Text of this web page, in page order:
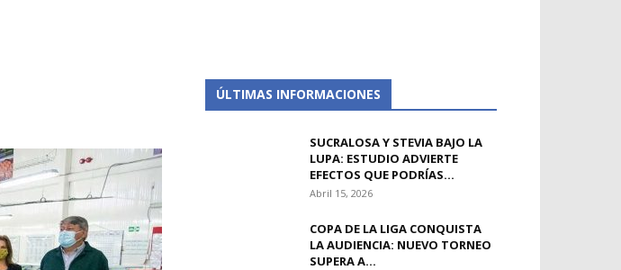
ÚLTIMAS INFORMACIONES
SUCRALOSA Y STEVIA BAJO LA
LUPA: ESTUDIO ADVIERTE
EFECTOS QUE PODRÍAS...
Abril 15, 2026
COPA DE LA LIGA CONQUISTA
LA AUDIENCIA: NUEVO TORNEO
SUPERA A...